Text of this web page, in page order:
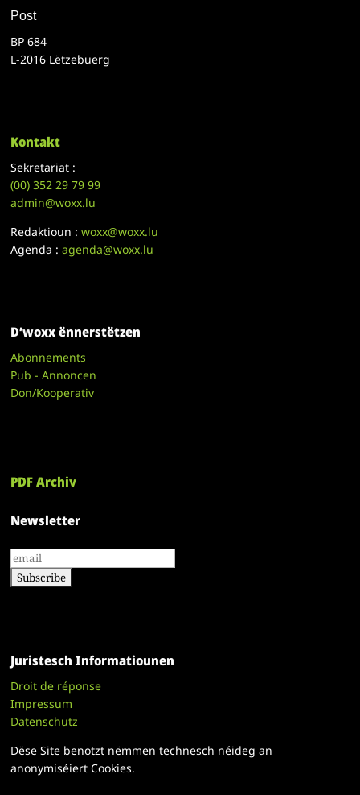
Post
BP 684
L-2016 Lëtzebuerg
Kontakt
Sekretariat :
(00)352 29 79 99
admin@woxx.lu
Redaktioun :woxx@woxx.lu
Agenda :agenda@woxx.lu
D’woxx ënnerstëtzen
Abonnements
Pub - Annoncen
Don/Kooperativ
PDF Archiv
Newsletter
Juristesch Informatiounen
Droit de réponse
Impressum
Datenschutz
Dëse Site benotzt nëmmen technesch néideg an
anonymiséiert Cookies.